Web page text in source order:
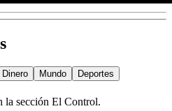
Dinero Mundo
Deportes
la sección El Control.